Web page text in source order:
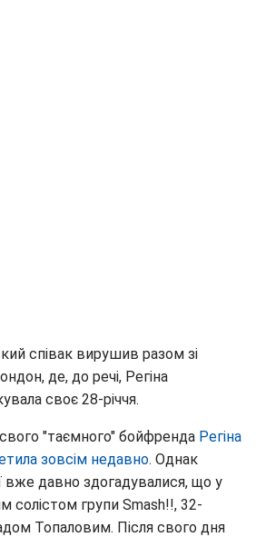
співак вирушив разом зі
де, до речі, Регіна
своє 28-річчя.
"таємного" бойфренда Регіна
зовсім недавно. Однак
вже давно здогадувалися, що у
солістом групи Smash!!, 32-
Топаловим. Після свого дня